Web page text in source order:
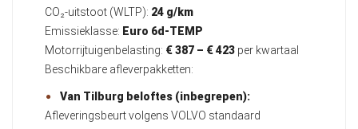
CO₂-uitstoot (WLTP): 24 g/km
Emissieklasse: Euro 6d-TEMP
Motorrijtuigenbelasting: € 387 – € 423 per kwartaal
Beschikbare afleverpakketten:
Van Tilburg beloftes (inbegrepen):
Afleveringsbeurt volgens VOLVO standaard